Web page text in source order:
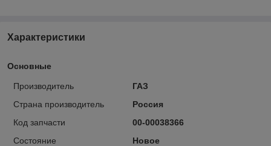
Характеристики
Основные
Производитель
ГАЗ
Страна производитель
Россия
Код запчасти
00-00038366
Состояние
Новое